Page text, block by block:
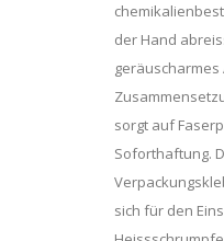
der Hand
sorgt auf
Soforthaftung.
sich für den